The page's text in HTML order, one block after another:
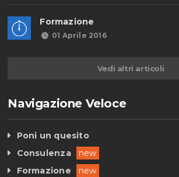
Formazione
01 Aprile 2016
Vedi altri articoli
Navigazione Veloce
Poni un quesito
Consulenza
new
Formazione
new